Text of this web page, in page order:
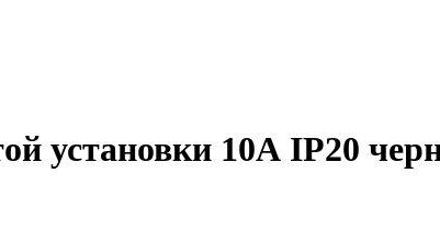
установки 10А IP20